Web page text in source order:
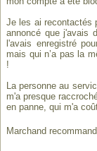
Je les ai recontactés
annoncé que j'avais
l'avais enregistré
mais qui n’a pas la
!
La personne au
m'a presque
en panne, qui m'a
Marchand